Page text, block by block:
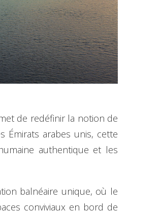
de redéfinir la notion de
Émirats arabes unis, cette
authentique et les
balnéaire unique, où le
conviviaux en bord de